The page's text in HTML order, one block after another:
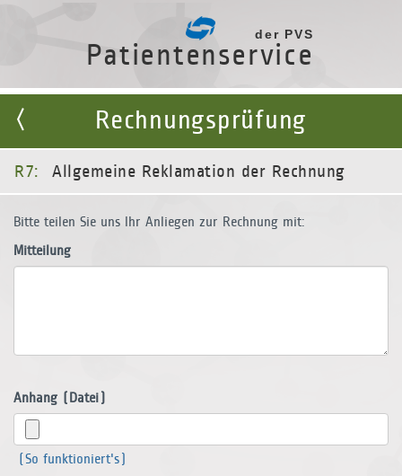
Patientenservice
der PVS
Rechnungsprüfung
R7: Allgemeine Reklamation der Rechnung
Bitte teilen Sie uns Ihr Anliegen zur Rechnung mit:
Mitteilung
Anhang (Datei)
(So funktioniert's)